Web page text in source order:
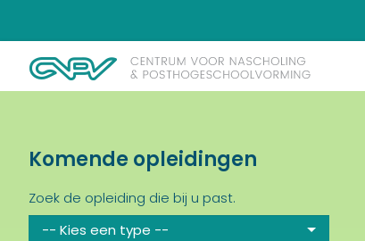
Komende opleidingen
Zoek de opleiding die bij u past.
-- Kies een type --